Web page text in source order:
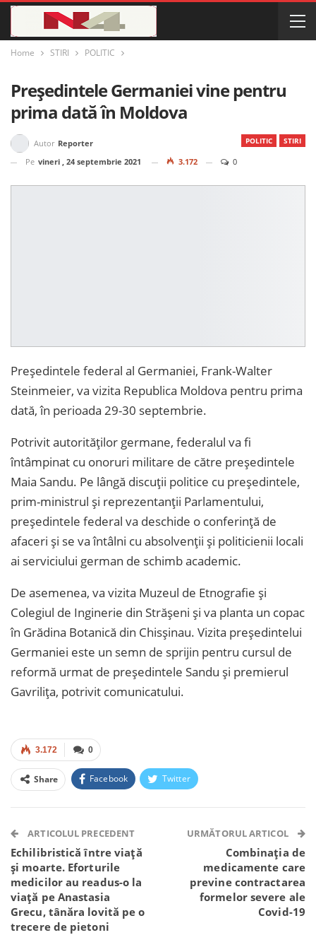
Home STIRI POLITIC
Președintele Germaniei vine pentru
prima dată în Moldova
POLITIC STIRI
Autor Reporter
Pe vineri , 24 septembrie 2021 3.172 0
Președintele federal al Germaniei, Frank-Walter
Steinmeier, va vizita Republica Moldova pentru prima
dată, în perioada 29-30 septembrie.
Potrivit autorităților germane, federalul va fi
întâmpinat cu onoruri militare de către președintele
Maia Sandu. Pe lângă discuții politice cu președintele,
prim-ministrul și reprezentanții Parlamentului,
președintele federal va deschide o conferință de
afaceri și se va întâlni cu absolvenții și politicienii locali
ai serviciului german de schimb academic.
De asemenea, va vizita Muzeul de Etnografie și
Colegiul de Inginerie din Strășeni și va planta un copac
în Grădina Botanică din Chisșinau. Vizita președintelui
Germaniei este un semn de sprijin pentru cursul de
reformă urmat de președintele Sandu și premierul
Gavrilița, potrivit comunicatului.
0
3.172
Share Facebook Twitter
Telegram WhatsApp Viber
ARTICOLUL PRECEDENT
Echilibristică între viață
și moarte. Eforturile
medicilor au readus-o la
viață pe Anastasia
Grecu, tânăra lovită pe o
trecere de pietoni
URMĂTORUL ARTICOL
Combinația de
medicamente care
previne contractarea
formelor severe ale
Covid-19